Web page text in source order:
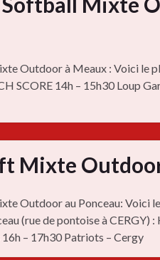
Outdoor à Meaux : Voici le
SCORE 14h – 15h30 Loup
Mixte
Outdoor au Ponceau: Voici
(rue de pontoise à CERGY)
– 17h30 Patriots – Cergy